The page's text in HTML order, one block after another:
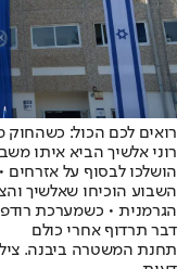
רואים לכם הכול:
רוני אלשיך הביא איתו
הושלכו לבסוף על
השבוע הוכיחו שאלשיך
הגרמנית • כשמערכת
דבר תרדוף אחרי כולם
תחנת המשטרה ביבנה.